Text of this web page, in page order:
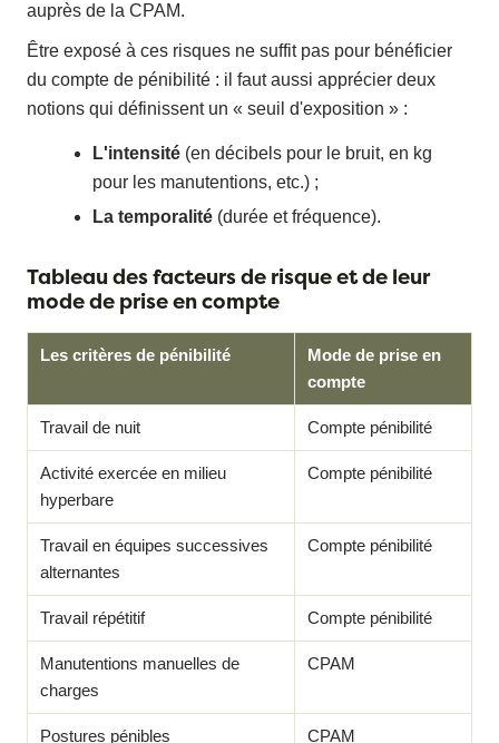
auprès de la CPAM.
Être exposé à ces risques ne suffit pas pour bénéficier
du compte de pénibilité : il faut aussi apprécier deux
notions qui définissent un « seuil d'exposition » :
L'intensité (en décibels pour le bruit, en kg
pour les manutentions, etc.) ;
La temporalité (durée et fréquence).
Tableau des facteurs de risque et de leur
mode de prise en compte
Les critères de pénibilité
Mode de prise en
compte
Travail de nuit Compte pénibilité
Activité exercée en milieu
hyperbare
Compte pénibilité
Travail en équipes successives
alternantes
Compte pénibilité
Travail répétitif Compte pénibilité
Manutentions manuelles de
charges
CPAM
Postures pénibles CPAM